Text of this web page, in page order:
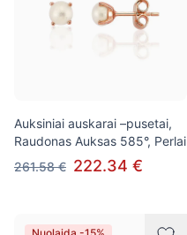
Auksiniai auskarai –pusetai,
Raudonas Auksas 585°, Perlai
261.58 € 222.34 €